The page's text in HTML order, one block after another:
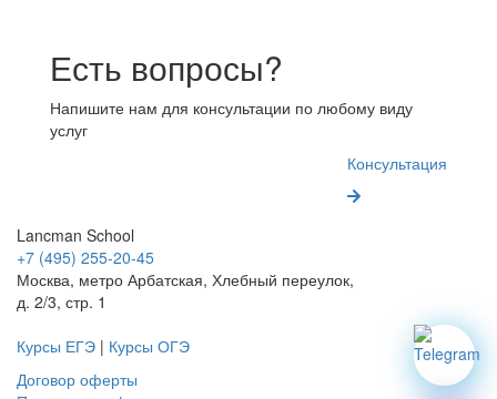
Есть вопросы?
Напишите нам для консультации по любому виду
услуг
Консультация
Lancman School
+7 (495) 255-20-45
Москва, метро Арбатская, Хлебный переулок,
д. 2/3, стр. 1
Курсы ЕГЭ | Курсы ОГЭ
Договор оферты